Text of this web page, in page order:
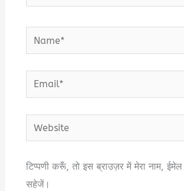
Name*
Email*
Website
टिप्पणी करूँ, तो इस ब्राउज़र में मेरा नाम,
सहेजें।